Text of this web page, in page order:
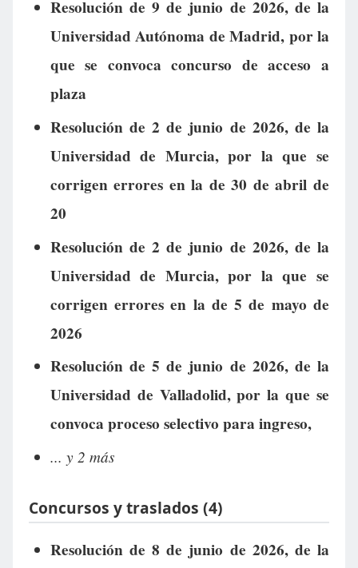
Resolución de 9 de junio de 2026, de la
Universidad Autónoma de Madrid, por la
que se convoca concurso de acceso a
plaza
Resolución de 2 de junio de 2026, de la
Universidad de Murcia, por la que se
corrigen errores en la de 30 de abril de
20
Resolución de 2 de junio de 2026, de la
Universidad de Murcia, por la que se
corrigen errores en la de 5 de mayo de
2026
Resolución de 5 de junio de 2026, de la
Universidad de Valladolid, por la que se
convoca proceso selectivo para ingreso,
... y 2 más
Concursos y traslados (4)
Resolución de 8 de junio de 2026, de la